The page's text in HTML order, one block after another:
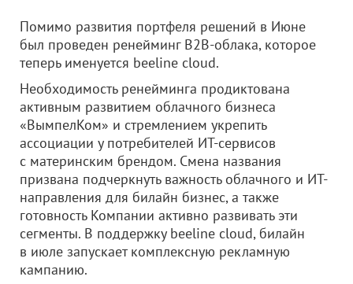
Помимо развития портфеля решений в Июне
был проведен ренейминг B2B-облака, которое
теперь именуется beeline cloud.
Необходимость ренейминга продиктована
активным развитием облачного бизнеса
«ВымпелКом» и стремлением укрепить
ассоциации у потребителей ИТ-сервисов
с материнским брендом. Смена названия
призвана подчеркнуть важность облачного и ИТ-
направления для билайн бизнес, а также
готовность Компании активно развивать эти
сегменты. В поддержку beeline cloud, билайн
в июле запускает комплексную рекламную
кампанию.